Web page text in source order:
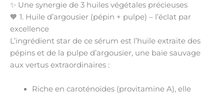
✨ Une synergie de 3 huiles végétales précieuses
🧡 1. Huile d’argousier (pépin + pulpe) – l’éclat par
excellence
L’ingrédient star de ce sérum est l’huile extraite des
pépins et de la pulpe d’argousier, une baie sauvage
aux vertus extraordinaires :
Riche en caroténoïdes(provitamine A), elle